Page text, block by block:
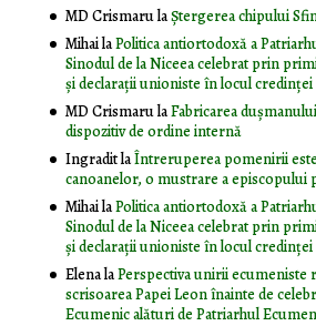
MD CrismarulaŞtergerea chipului
MihailaPolitica antiortodoxă a
Sinodul de la Niceea celebrat prin
și declarații unioniste în locul credinței
MD CrismarulaFabricarea
dispozitiv de ordine internă
IngraditlaÎntreruperea pomenirii
canoanelor, o mustrare a episcopului
MihailaPolitica antiortodoxă a
Sinodul de la Niceea celebrat prin
și declarații unioniste în locul credinței
ElenalaPerspectiva unirii ecumeniste
scrisoarea Papei Leon înainte de
Ecumenic alături de Patriarhul